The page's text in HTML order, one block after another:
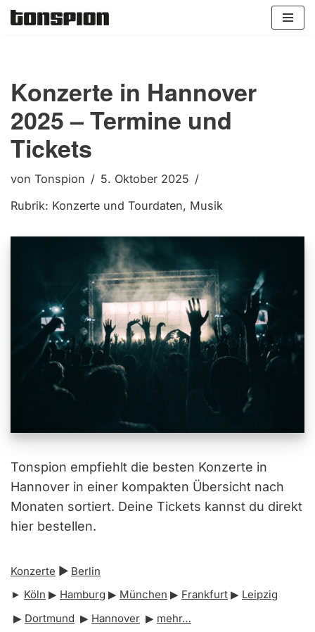
Konzerte in Hannover
2025 – Termine und
Tickets
von Tonspion
5. Oktober 2025
Rubrik: Konzerte und Tourdaten, Musik
Tonspion empfiehlt die besten Konzerte in
Hannover in einer kompakten Übersicht nach
Monaten sortiert. Deine Tickets kannst du direkt
hier bestellen.
Konzerte ▶︎ Berlin
► Köln ▶︎ Hamburg ▶︎ München ▶︎ Frankfurt ▶︎ Leipzig
▶︎ Dortmund ▶︎ Hannover ▶︎ mehr…